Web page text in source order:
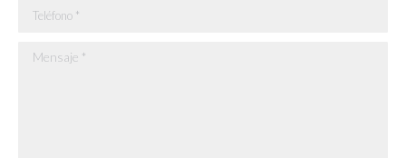
Teléfono *
Mensaje *